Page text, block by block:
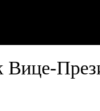
Вице-